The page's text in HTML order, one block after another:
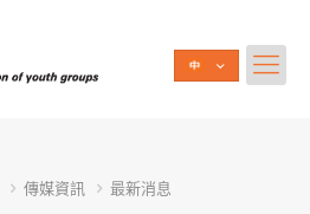
傳媒資訊 最新消息